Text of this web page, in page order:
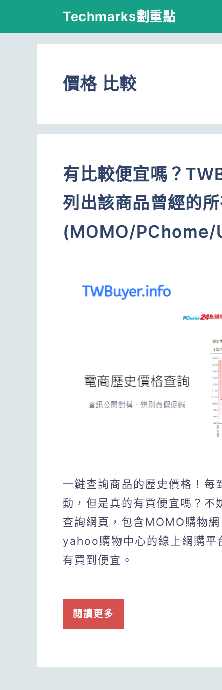
Techmarks劃重點
價格 比較
有比較便宜嗎？
列出該商品曾經的所
(MOMO/PChome/
一鍵查詢商品的歷史價格！每
動，但是真的有買便宜嗎？
查詢網頁，包含MOMO購物
yahoo購物中心的線上網購平
有買到便宜。
閱讀更多